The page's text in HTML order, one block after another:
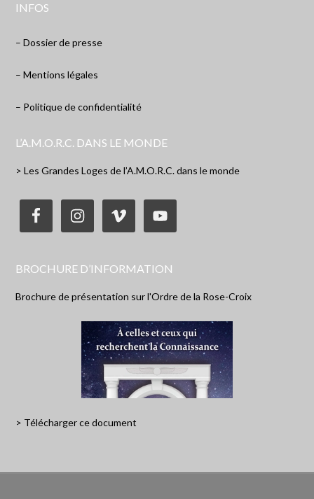
INFOS
– Dossier de presse
– Mentions légales
– Politique de confidentialité
L’A.M.O.R.C. DANS LE MONDE
> Les Grandes Loges de l’A.M.O.R.C. dans le monde
BROCHURE D’INFORMATION
Brochure de présentation sur l'Ordre de la Rose-Croix
> Télécharger ce document